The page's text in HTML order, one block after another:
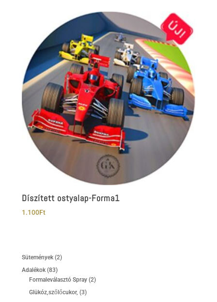
Díszített ostyalap-Forma1
1.100Ft
Sütemények 22
Adalékok 8383
termék
Formaleválasztó Spray 22
Glükóz,szőlőcukor, 33